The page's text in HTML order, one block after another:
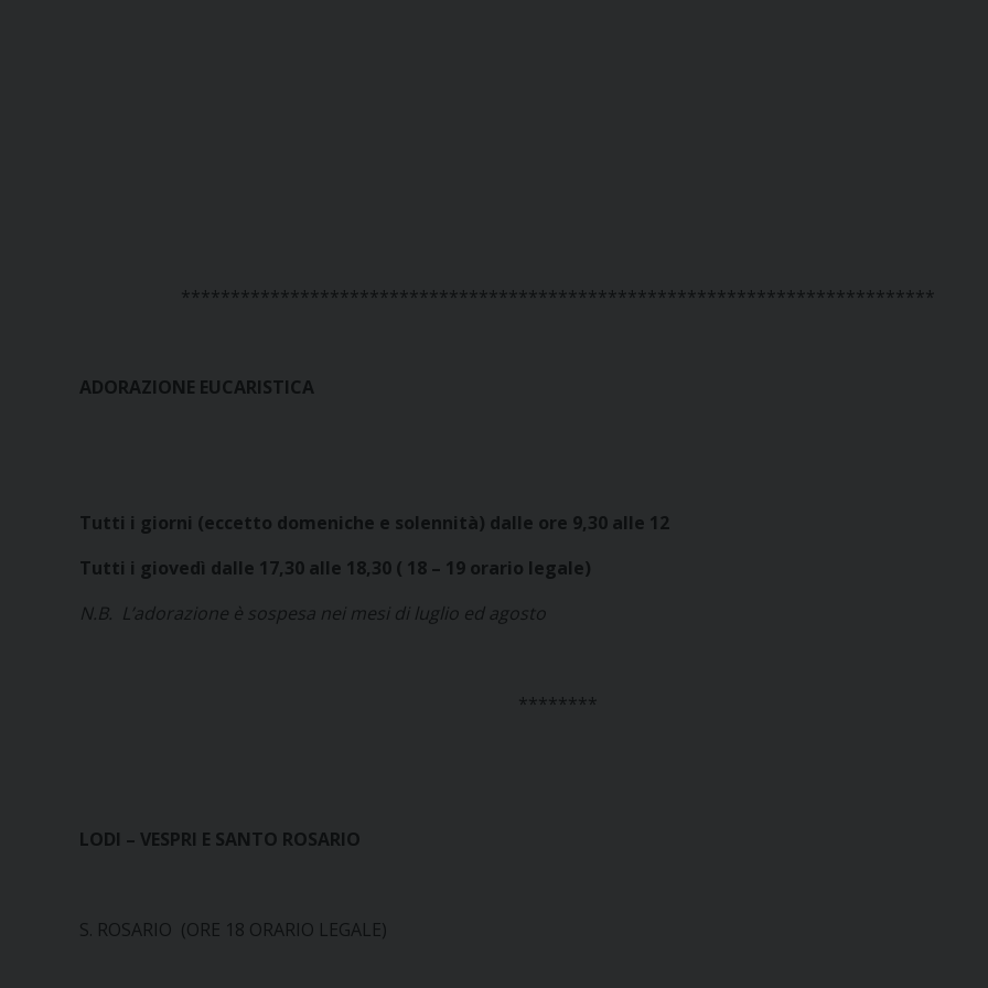
****************************************************************************
ADORAZIONE EUCARISTICA
Tutti i giorni (eccetto domeniche e solennità) dalle ore 9,30 alle 12
Tutti i giovedì dalle 17,30 alle 18,30 ( 18 – 19 orario legale)
N.B. L’adorazione è sospesa nei mesi di luglio ed agosto
********
LODI – VESPRI E SANTO ROSARIO
S. ROSARIO (ORE 18 ORARIO LEGALE)